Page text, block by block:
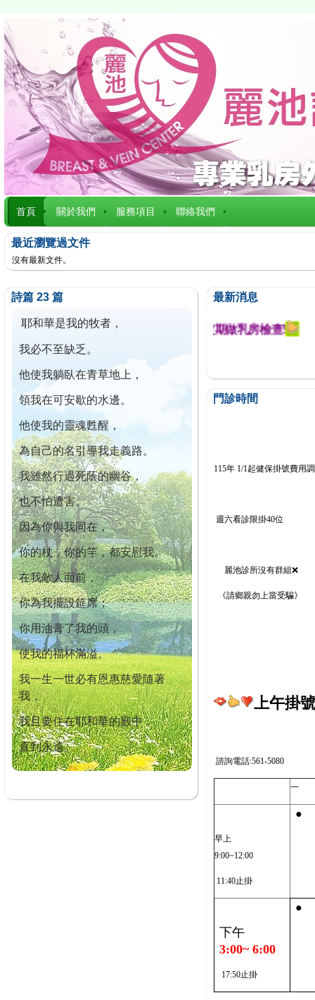
首頁 關於我們 服務項目 聯絡我們
最近瀏覽過文件
沒有最新文件。
詩篇 23 篇
耶和華是我的牧者，
我必不至缺乏。
他使我躺臥在青草地上，
領我在可安歇的水邊。
他使我的靈魂甦醒，
為自己的名引導我走義路。
我雖然行過死蔭的幽谷，
也不怕遭害。
因為你與我同在，
你的杖，你的竿，都安慰我。
在我敵人面前，
你為我擺設筵席；
你用油膏了我的頭，
使我的福杯滿溢。
我一生一世必有恩惠慈愛隨著
我，
我且要住在耶和華的殿中，
直到永遠。
最新消息
今已篩檢出1700位乳癌患者,提醒您定期做乳房檢查!
門診時間
115年 1/1起健保掛號費用
週六看診限掛40位
麗池診所沒有群組❌
《請鄉親勿上當受騙》
上午掛
諮詢電話:561-5080
一
早上
9:00~12:00
11:40止掛
●
下午
3:00~ 6:00
17:50止掛
●